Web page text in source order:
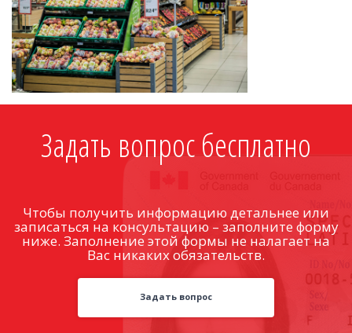
Задать вопрос бесплатно
Чтобы получить информацию детальнее или
записаться на консультацию – заполните форму
ниже. Заполнение этой формы не налагает на
Вас никаких обязательств.
Задать вопрос